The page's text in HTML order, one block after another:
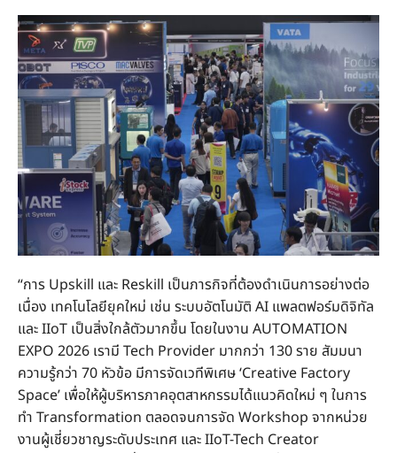
“การ Upskill และ Reskill เป็นภารกิจที่ต้องดำเนินการอย่างต่อ
เนื่อง เทคโนโลยียุคใหม่ เช่น ระบบอัตโนมัติ AI แพลตฟอร์มดิจิทัล
และ IIoT เป็นสิ่งใกล้ตัวมากขึ้น โดยในงาน AUTOMATION
EXPO 2026 เรามี Tech Provider มากกว่า 130 ราย สัมมนา
ความรู้กว่า 70 หัวข้อ มีการจัดเวทีพิเศษ ‘Creative Factory
Space’ เพื่อให้ผู้บริหารภาคอุตสาหกรรมได้แนวคิดใหม่ ๆ ในการ
ทำ Transformation ตลอดจนการจัด Workshop จากหน่วย
งานผู้เชี่ยวชาญระดับประเทศ และ IIoT-Tech Creator